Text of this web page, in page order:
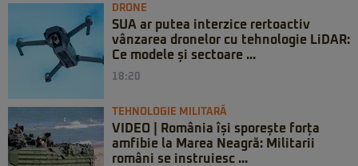
DRONE
SUA ar putea interzice rertoactiv
vânzarea dronelor cu tehnologie LiDAR:
Ce modele și sectoare ...
18:20
TEHNOLOGIE MILITARĂ
VIDEO | România își sporește forța
amfibie la Marea Neagră: Militarii
români se instruiesc ...